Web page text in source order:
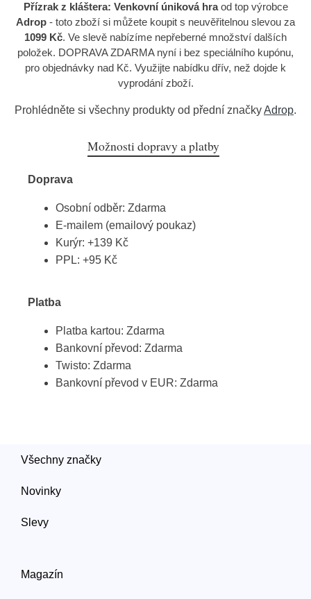
Přízrak z kláštera: Venkovní úniková hraod top výrobce
Adrop - toto zboží si můžete koupit s neuvěřitelnou slevou za
1099 Kč. Ve slevě nabízíme nepřeberné množství dalších
položek. DOPRAVA ZDARMA nyní i bez speciálního kupónu,
pro objednávky nad Kč. Využijte nabídku dřív, než dojde k
vyprodání zboží.
Prohlédněte si všechny produkty od přední značkyAdrop.
Možnosti dopravy a platby
Doprava
Osobní odběr: Zdarma
E-mailem (emailový poukaz)
Kurýr: +139 Kč
PPL: +95 Kč
Platba
Platba kartou: Zdarma
Bankovní převod: Zdarma
Twisto: Zdarma
Bankovní převod v EUR: Zdarma
Všechny značky
Novinky
Slevy
Magazín